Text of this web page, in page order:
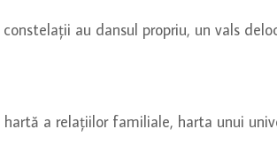
au dansul propriu, un vals
a relațiilor familiale, harta unui